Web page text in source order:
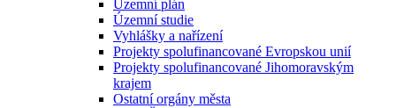
Územní plán
Územní studie
Vyhlášky a nařízení
Projekty spolufinancované Evropskou unií
Projekty spolufinancované Jihomoravským
krajem
Ostatní orgány města